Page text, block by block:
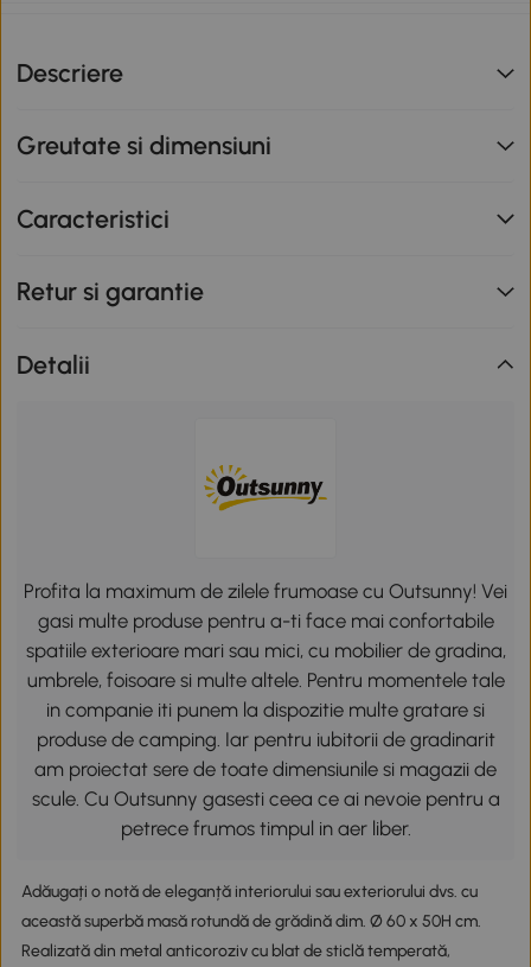
Descriere
Greutate si dimensiuni
Caracteristici
Retur si garantie
Detalii
Profita la maximum de zilele frumoase cu Outsunny! Vei
gasi multe produse pentru a-ti face mai confortabile
spatiile exterioare mari sau mici, cu mobilier de gradina,
umbrele, foisoare si multe altele. Pentru momentele tale
in companie iti punem la dispozitie multe gratare si
produse de camping. Iar pentru iubitorii de gradinarit
am proiectat sere de toate dimensiunile si magazii de
scule. Cu Outsunny gasesti ceea ce ai nevoie pentru a
petrece frumos timpul in aer liber.
Adăugați o notă de eleganță interiorului sau exteriorului dvs. cu
această superbă masă rotundă de grădină dim. Ø 60 x 50H cm.
Realizată din metal anticoroziv cu blat de sticlă temperată,